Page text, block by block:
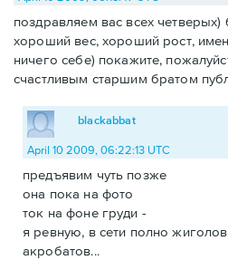
поздравляем вас всех четверых)
хороший вес, хороший рост,
ничего себе) покажите,
счастливым старшим братом
blackabbat
April 10 2009, 06:22:13 UTC
предъявим чуть позже
она пока на фото
ток на фоне груди -
я ревную, в сети полно жиголов
акробатов...